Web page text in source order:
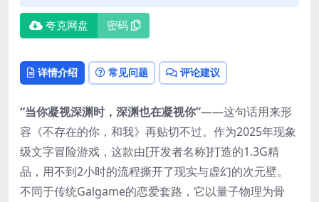
夸克网盘 密码
详情介绍 常见问题 评论建议
“当你凝视深渊时，深渊也在凝视你”​​——这句话用来形
容《不存在的你，和我》再贴切不过。作为2025年现象
级文字冒险游戏，这款由[开发者名称]打造的1.3G精
品，用不到2小时的流程撕开了现实与虚幻的次元壁。
不同于传统Galgame的恋爱套路，它以量子物理为骨